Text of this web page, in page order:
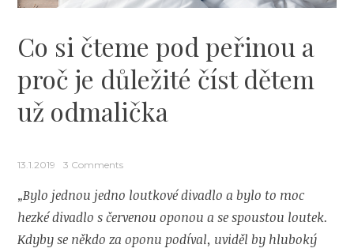
Co si čteme pod peřinou a
proč je důležité číst dětem
už odmalička
13.1.2019 3 Comments
„Bylo jednou jedno loutkové divadlo a bylo to moc
hezké divadlo s červenou oponou a se spoustou loutek.
Kdyby se někdo za oponu podíval, uviděl by hluboký